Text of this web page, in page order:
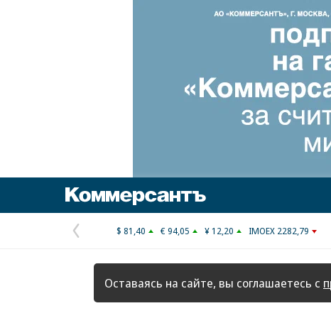
Предыдущая
страница
$ 81,40 € 94,05 ¥ 12,20 IMOEX 2282,79
Оставаясь на сайте, вы соглашаетесь с